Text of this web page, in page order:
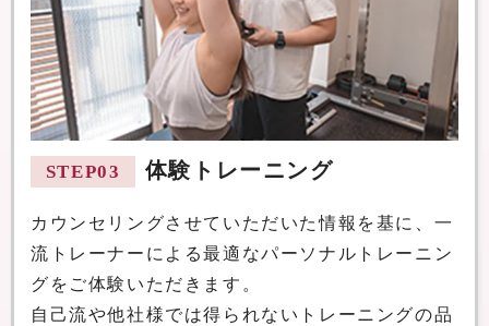
STEP03 体験トレーニング
カウンセリングさせていただいた情報を基に、一
流トレーナーによる最適なパーソナルトレーニン
グをご体験いただきます。
自己流や他社様では得られないトレーニングの品